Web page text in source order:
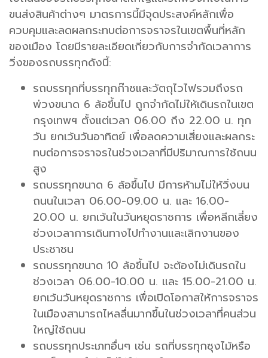
ขนส่งสินค้าต่างๆ มาตรการนี้มีจุดประสงค์หลักเพื่อ
ควบคุมและลดผลกระทบต่อการจราจรในเขตพื้นที่หลัก
ของเมือง โดยมีรายละเอียดเกี่ยวกับการจำกัดเวลาการ
วิ่งของรถบรรทุกดังนี้:
รถบรรทุกที่บรรทุกก๊าซและวัตถุไวไฟรวมถึงรถ
พ่วงขนาด 6 ล้อขึ้นไป ถูกจำกัดไม่ให้เดินรถในเขต
กรุงเทพฯ ตั้งแต่เวลา 06.00 ถึง 22.00 น. ทุก
วัน ยกเว้นวันอาทิตย์ เพื่อลดความเสี่ยงและผลกระ
ทบต่อการจราจรในช่วงเวลาที่มีปริมาณการใช้ถนน
สูง
รถบรรทุกขนาด 6 ล้อขึ้นไป มีการห้ามไม่ให้วิ่งบน
ถนนในเวลา 06.00-09.00 น. และ 16.00-
20.00 น. ยกเว้นในวันหยุดราชการ เพื่อหลีกเลี่ยง
ช่วงเวลาการเดินทางไปทำงานและเลิกงานของ
ประชาชน
รถบรรทุกขนาด 10 ล้อขึ้นไป จะต้องไม่เดินรถใน
ช่วงเวลา 06.00-10.00 น. และ 15.00-21.00 น.
ยกเว้นวันหยุดราชการ เพื่อเปิดโอกาสให้การจราจร
ในเมืองสามารถไหลลื่นมากขึ้นในช่วงเวลาที่คนส่วน
ใหญ่ใช้ถนน
รถบรรทุกประเภทอื่นๆ เช่น รถที่บรรทุกซุงไม้หรือ